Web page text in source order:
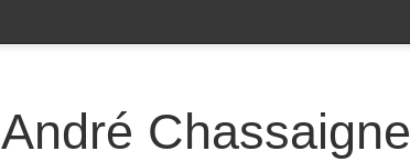
André Chassaigne